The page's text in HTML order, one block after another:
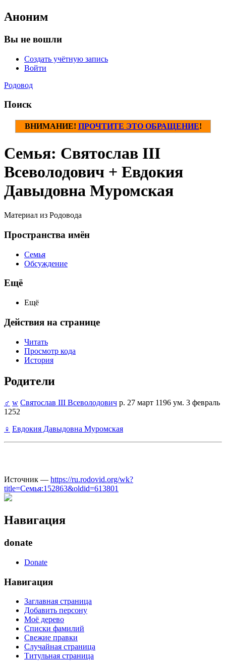
Аноним
Вы не вошли
Создать учётную запись
Войти
Родовод
Поиск
ВНИМАНИЕ! ПРОЧТИТЕ ЭТО ОБРАЩЕНИЕ!
Семья: Святослав III
Всеволодович + Евдокия
Давыдовна Муромская
Материал из Родовода
Пространства имён
Семья
Обсуждение
Ещё
Ещё
Действия на странице
Читать
Просмотр кода
История
Родители
♂ w Святослав III Всеволодович р. 27 март 1196 ум. 3 февраль
1252
♀ Евдокия Давыдовна Муромская
Источник — https://ru.rodovid.org/wk?
title=Семья:152863&oldid=613801
Навигация
donate
Donate
Навигация
Заглавная страница
Добавить персону
Моё дерево
Списки фамилий
Свежие правки
Случайная страница
Титульная страница